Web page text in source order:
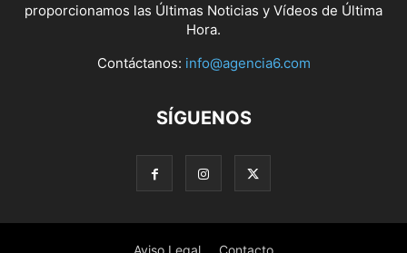
proporcionamos las Últimas Noticias y Vídeos de Última
Hora.
Contáctanos: info@agencia6.com
SÍGUENOS
Aviso Legal Contacto